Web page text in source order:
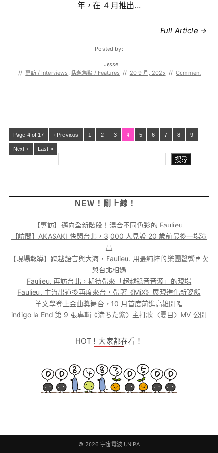
年，在 4 月推出...
Full Article →
Posted by:
Jesse
// 專訪 / Interviews , 話題焦點 / Features // 20 9 月, 2025 // Comment
Page 4 of 17 ‹ Previous 1 2 3 4 5 6 7 8 9
Next › Last »
搜尋
NEW！剛上線！
【專訪】邁向全新階段！混合不同色彩的 Faulieu.
【訪問】AKASAKI 快閃台北，3,000 人見證 20 歲前最後一場演
出
【現場報導】跨越語言與大海，Faulieu. 用最純粹的樂團聲響再次
與台北相遇
Faulieu. 再訪台北，期待帶來「超越錄音音源」的現場
Faulieu. 主流出道後再度來台，帶著《MiX》展現進化新姿態
羊文學登上金曲獎舞台，10 月首度前進高雄開唱
indigo la End 第 9 張專輯《満ちた紫》主打歌〈夏目〉MV 公開
HOT！大家都在看！
© 2026宇宙電波 UNIPA